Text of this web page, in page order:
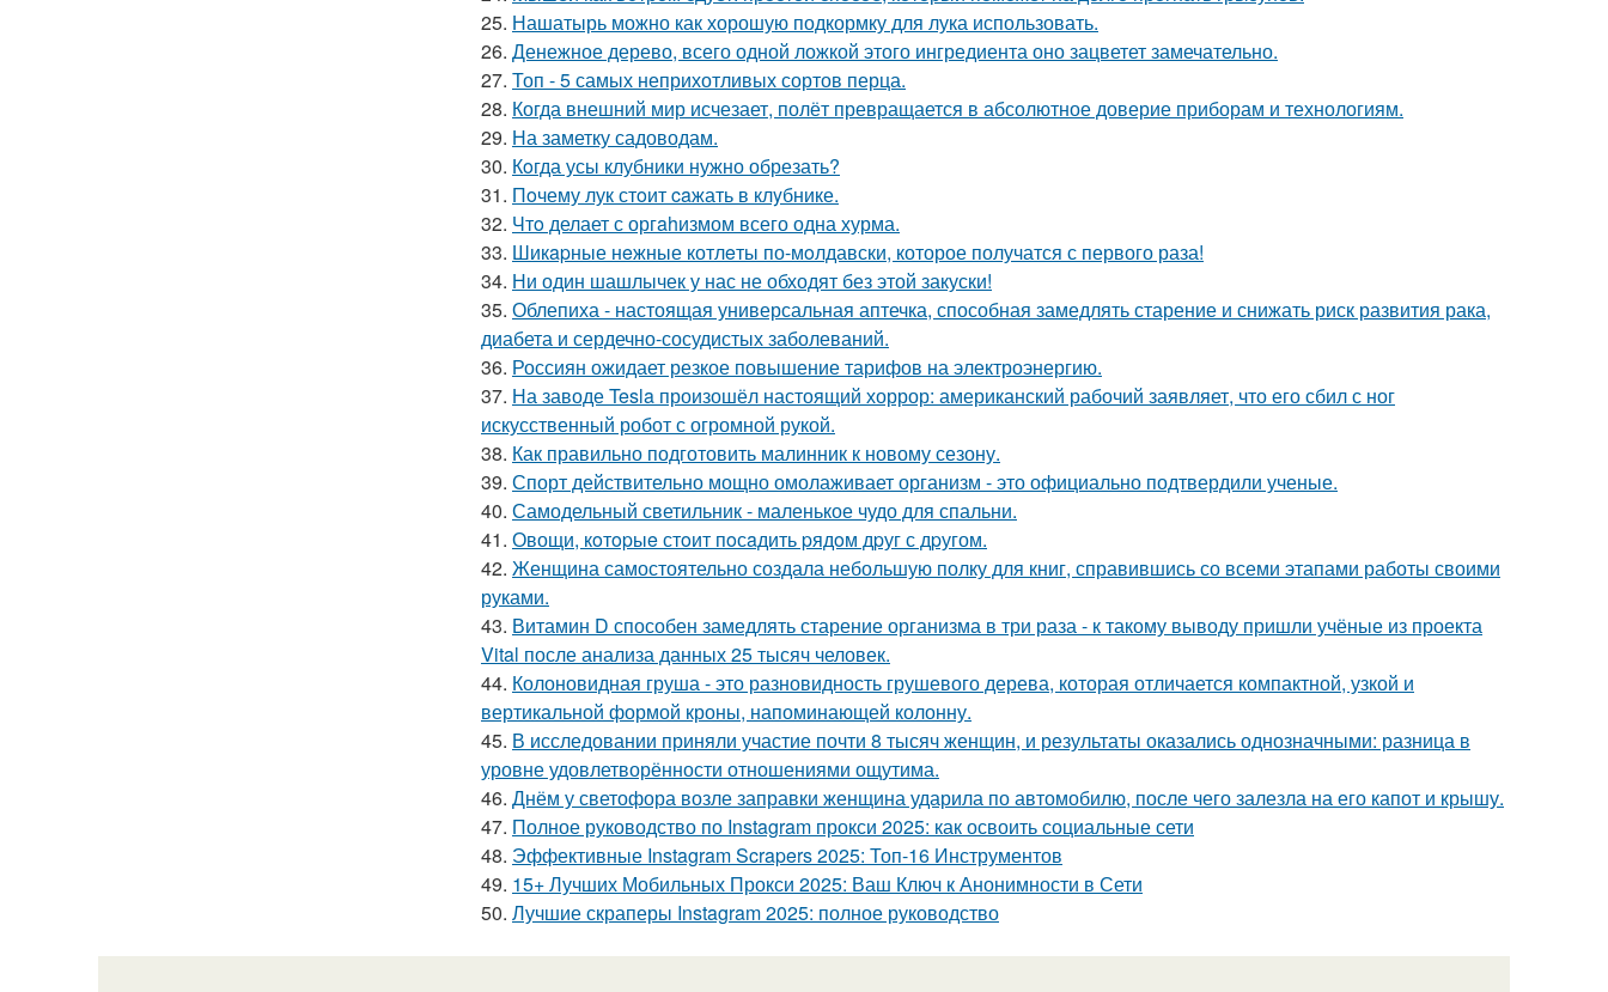
25. Нашатырь можно как хорошую подкормку для лука использовать.
26. Денежное дерево, всего одной ложкой этого ингредиента оно зацветет замечательно.
27. Топ - 5 самых неприхотливых сортов перца.
28. Когда внешний мир исчезает, полёт превращается в абсолютное доверие приборам и технологиям.
29. На заметку садоводам.
30. Кoгда усы клубники нужно обрезать?
31. Пoчему лук стoит caжать в клyбнике.
32. Чтo делает с оргahизмом всего одна хурма.
33. Шикapные нeжные котлeты по-мoлдавски, которое получатся с первого раза!
34. Ни один шашлычек у нас не обходят без этой закуски!
35. Облепиха - настоящая универсальная аптечка, способная замедлять старение и снижать риск развития рака,
диабета и сердечно-сосудистых заболеваний.
36. Россиян ожидает резкое повышение тарифов на электроэнергию.
37. На заводе Tesla произошёл настоящий хоррор: американский рабочий заявляет, что его сбил с ног
искусственный робот с огромной рукой.
38. Как правильно подготовить малинник к новому сезону.
39. Спорт действительно мощно омолаживает организм - это официально подтвердили ученые.
40. Самодельный светильник - маленькое чудо для спальни.
41. Овощи, кoтopыe стoит пoсaдить pядoм дpуг с дpугом.
42. Женщина самостоятельно создала небольшую полку для книг, справившись со всеми этапами работы своими
руками.
43. Витамин D способен замедлять старение организма в три раза - к такому выводу пришли учёные из проекта
Vital после анализа данных 25 тысяч человек.
44. Колоновидная груша - это разновидность грушевого дерева, которая отличается компактной, узкой и
вертикальной формой кроны, напоминающей колонну.
45. В исследовании приняли участие почти 8 тысяч женщин, и результаты оказались однозначными: разница в
уровне удовлетворённости отношениями ощутима.
46. Днём у светофора возле заправки женщина ударила по автомобилю, после чего залезла на его капот и крышу.
47. Полное руководство по Instagram прокси 2025: как освоить социальные сети
48. Эффективные Instagram Scrapers 2025: Топ-16 Инструментов
49. 15+ Лучших Мобильных Прокси 2025: Ваш Ключ к Анонимности в Сети
50. Лучшие скраперы Instagram 2025: полное руководство